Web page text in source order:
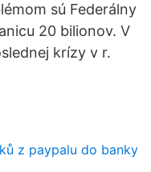
sú Federálny
20 bilionov. V
krízy v r.
z paypalu do banky